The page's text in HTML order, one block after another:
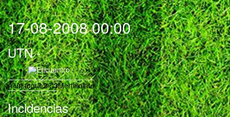
17-08-2008 00:00
UTN-
Encuentro
A un toque2: 3Merthiolate
Incidencias